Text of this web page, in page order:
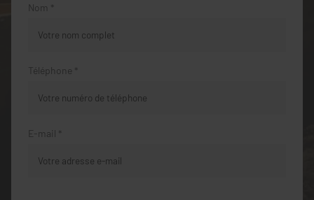
Nom *
Téléphone *
E-mail *